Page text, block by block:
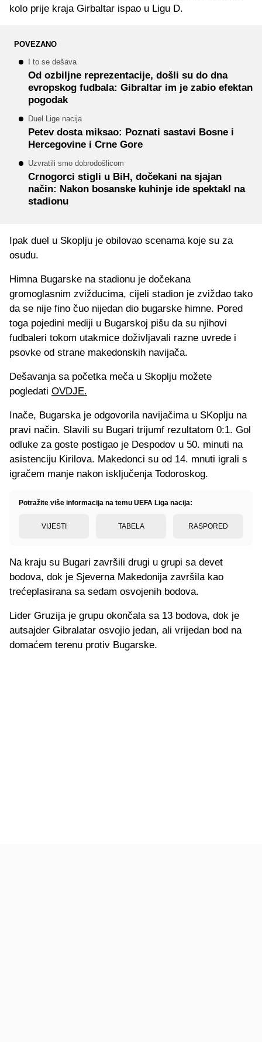
kolo prije kraja Girbaltar ispao u Ligu D.
POVEZANO
I to se dešava
Od ozbiljne reprezentacije, došli su do dna
evropskog fudbala: Gibraltar im je zabio efektan
pogodak
Duel Lige nacija
Petev dosta miksao: Poznati sastavi Bosne i
Hercegovine i Crne Gore
Uzvratili smo dobrodošlicom
Crnogorci stigli u BiH, dočekani na sjajan
način: Nakon bosanske kuhinje ide spektakl na
stadionu
Ipak duel u Skoplju je obilovao scenama koje su za
osudu.
Himna Bugarske na stadionu je dočekana
gromoglasnim zvižducima, cijeli stadion je zviždao tako
da se nije fino čuo nijedan dio bugarske himne. Pored
toga pojedini mediji u Bugarskoj pišu da su njihovi
fudbaleri tokom utakmice doživljavali razne uvrede i
psovke od strane makedonskih navijača.
Dešavanja sa početka meča u Skoplju možete
pogledati OVDJE.
Inače, Bugarska je odgovorila navijačima u SKoplju na
pravi način. Slavili su Bugari trijumf rezultatom 0:1. Gol
odluke za goste postigao je Despodov u 50. minuti na
asistenciju Kirilova. Makedonci su od 14. mnuti igrali s
igračem manje nakon isključenja Todoroskog.
Potražite više informacija na temu UEFA Liga nacija:
VIJESTI TABELA RASPORED
Na kraju su Bugari završili drugi u grupi sa devet
bodova, dok je Sjeverna Makedonija završila kao
trećeplasirana sa sedam osvojenih bodova.
Lider Gruzija je grupu okončala sa 13 bodova, dok je
autsajder Gibralatar osvojio jedan, ali vrijedan bod na
domaćem terenu protiv Bugarske.